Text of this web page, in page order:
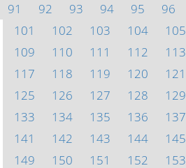
91
92 93 94 95 96
101
102 103 104 105
109
110 111 112 113
117
118 119 120 121
125
126 127 128 129
133
134 135 136 137
141
142 143 144 145
149
150 151 152 153